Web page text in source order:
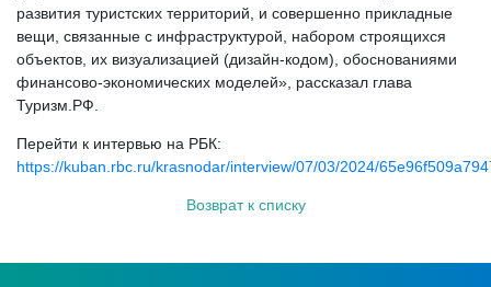
развития туристских территорий, и совершенно прикладные
вещи, связанные с инфраструктурой, набором строящихся
объектов, их визуализацией (дизайн-кодом), обоснованиями
финансово-экономических моделей», рассказал глава
Туризм.РФ.
Перейти к интервью на РБК:
https://kuban.rbc.ru/krasnodar/interview/07/03/2024/
Возврат к списку